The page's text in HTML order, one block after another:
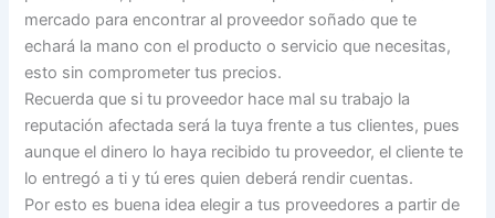
mercado para encontrar al proveedor soñado que te
echará la mano con el producto o servicio que necesitas,
esto sin comprometer tus precios.
Recuerda que si tu proveedor hace mal su trabajo la
reputación afectada será la tuya frente a tus clientes, pues
aunque el dinero lo haya recibido tu proveedor, el cliente te
lo entregó a ti y tú eres quien deberá rendir cuentas.
Por esto es buena idea elegir a tus proveedores a partir de